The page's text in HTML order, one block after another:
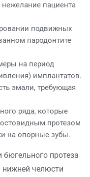
пациента
подвижных
пародонтите
на период
имплантатов.
эмали, требующая
ряда, которые
протезом
на опорные зубы.
протеза
нижней челюсти